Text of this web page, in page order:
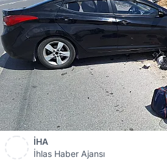
İHA
İhlas Haber Ajansı